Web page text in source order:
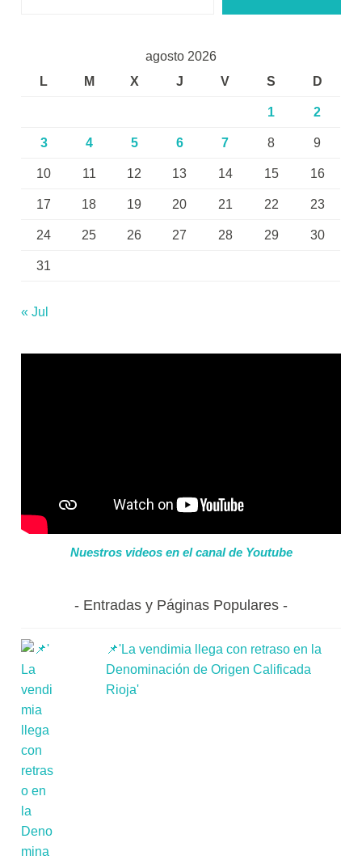
agosto 2026
L
M X J V S D
1 2
3 4 5 6 7 8 9
10 11 12 13 14 15 16
17 18 19 20 21 22 23
24 25 26 27 28 29 30
31
« Jul
Nuestros videos en el canal de Youtube
Entradas y Páginas Populares
📌'La vendimia llega con retraso en la
Denominación de Origen Calificada
Rioja'